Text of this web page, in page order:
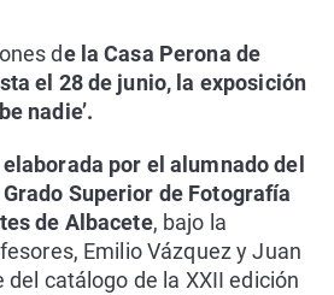
de la Casa Perona de
el 28 de junio, la exposición
nadie’.
elaborada por el alumnado del
Superior de Fotografía
de Albacete, bajo la
Emilio Vázquez y Juan
catálogo de la XXII edición